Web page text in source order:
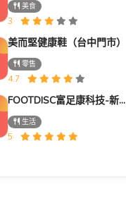
美食
3
美而堅健康鞋（台中門市）
零售
4.7
FOOTDISC富足康科技-新光三越-西門店
生活
5